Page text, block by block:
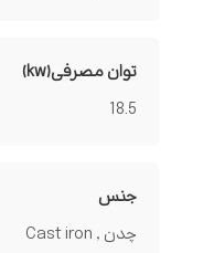
توان مصرفی(kw)
18.5
جنس
چدن , Cast iron